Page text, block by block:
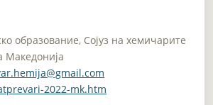
образование, Сојуз на хемичарите
Македонија
2022-mk.htm